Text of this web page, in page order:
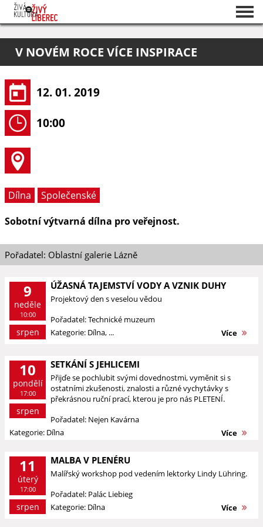
O projektu
Pořadatelé
V NOVÉM ROCE VÍCE INSPIRACE
12. 01. 2019
10:00
Dílna
Společenské
Sobotní výtvarná dílna pro veřejnost.
Pořadatel: Oblastní galerie Lázně
9
neděle
10:00
srpen
ÚŽASNÁ TAJEMSTVÍ VODY A VZNIK DUHY
Projektový den s veselou vědou
Pořadatel: Technické muzeum
Kategorie: Dílna, ...
Více
10
pondělí
17:00
srpen
SETKÁNÍ S JEHLICEMI
Přijďe se pochlubit svými dovednostmi, vyměnit si s
ostatními zkušenosti, znalosti a různé vychytávky s
překrásnou ruční prací, kterou je pro nás PLETENÍ.
Pořadatel: Nejen Kavárna
Kategorie: Dílna
Více
11
úterý
17:00
srpen
MALBA V PLENÉRU
Malířský workshop pod vedením lektorky Lindy Lühring.
Pořadatel: Palác Liebieg
Kategorie: Dílna
Více